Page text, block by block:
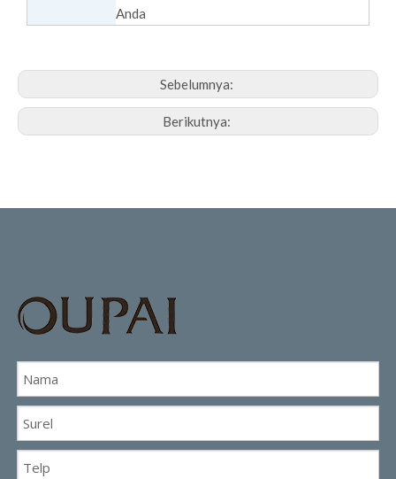
Anda
Sebelumnya:
Berikutnya: